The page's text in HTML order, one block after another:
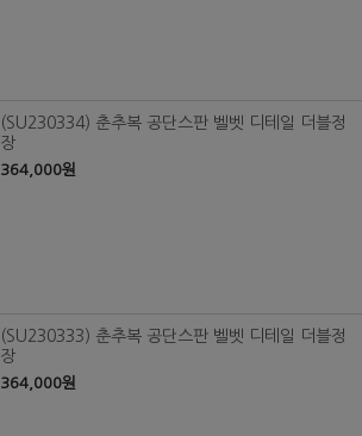
(SU230334) 춘추복 공단스판 벨벳 디테일 더블정
장
364,000원
(SU230333) 춘추복 공단스판 벨벳 디테일 더블정
장
364,000원